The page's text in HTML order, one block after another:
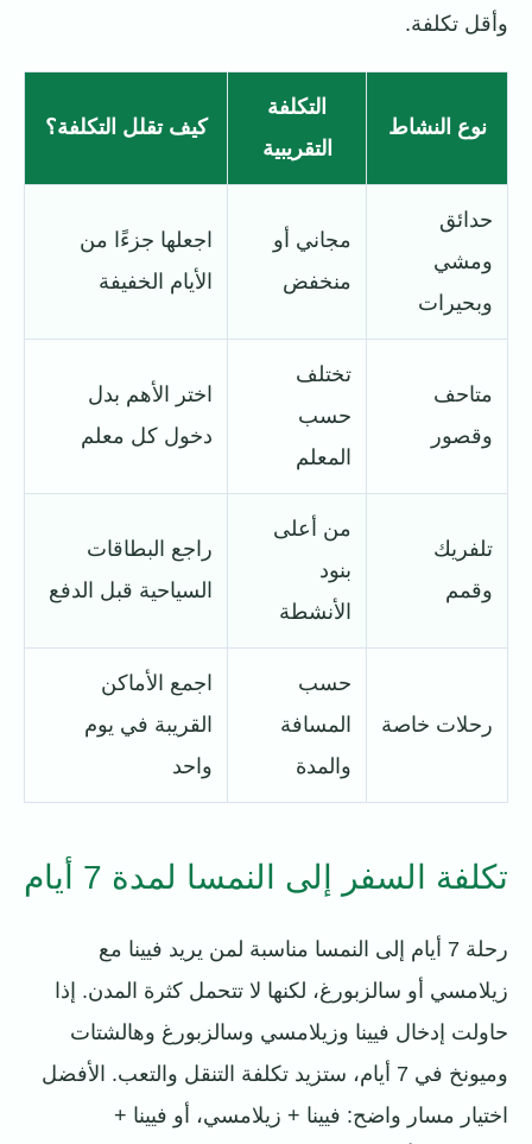
وأقل تكلفة.
نوع النشاط
التكلفة
التقريبية
كيف تقلل التكلفة؟
حدائق
ومشي
وبحيرات
مجاني أو
منخفض
اجعلها جزءًا من
الأيام الخفيفة
متاحف
وقصور
تختلف
حسب
المعلم
اختر الأهم بدل
دخول كل معلم
تلفريك
وقمم
من أعلى
بنود
الأنشطة
راجع البطاقات
السياحية قبل الدفع
رحلات خاصة
حسب
المسافة
والمدة
اجمع الأماكن
القريبة في يوم
واحد
تكلفة السفر إلى النمسا لمدة 7 أيام
رحلة 7 أيام إلى النمسا مناسبة لمن يريد فيينا مع
زيلامسي أو سالزبورغ، لكنها لا تتحمل كثرة المدن. إذا
حاولت إدخال فيينا وزيلامسي وسالزبورغ وهالشتات
وميونخ في 7 أيام، ستزيد تكلفة التنقل والتعب. الأفضل
اختيار مسار واضح: فيينا + زيلامسي، أو فيينا +